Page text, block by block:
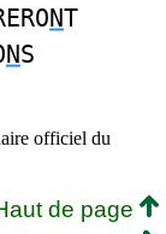
NT
NS
officiel du
de page